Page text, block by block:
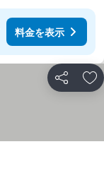
料金を表示
シェア お